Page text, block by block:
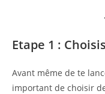
Etape 1 :
Avant même de te
important de choisir